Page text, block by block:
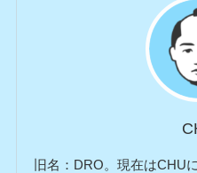
旧名：DRO。現在はCHU